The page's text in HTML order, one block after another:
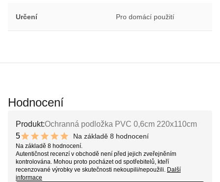
Určení Pro domácí použití
Hodnocení
Produkt:Ochranná podložka PVC 0,6cm 220x110cm
5
10 out of 10 stars
Na základě 8 hodnocení
Na základě 8 hodnocení.
Autentičnost recenzí v obchodě není před jejich zveřejněním
kontrolována. Mohou proto pocházet od spotřebitelů, kteří
recenzované výrobky ve skutečnosti nekoupili/nepoužili. Další
informace